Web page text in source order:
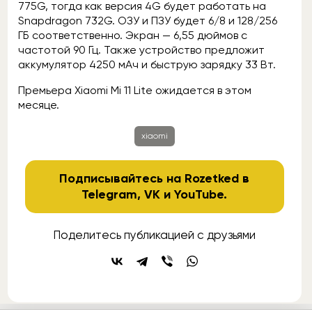
775G, тогда как версия 4G будет работать на
Snapdragon 732G. ОЗУ и ПЗУ будет 6/8 и 128/256
ГБ соответственно. Экран — 6,55 дюймов с
частотой 90 Гц. Также устройство предложит
аккумулятор 4250 мАч и быструю зарядку 33 Вт.
Премьера Xiaomi Mi 11 Lite ожидается в этом
месяце.
xiaomi
Подписывайтесь на Rozetked в
Telegram,VK иYouTube.
Поделитесь публикацией с друзьями